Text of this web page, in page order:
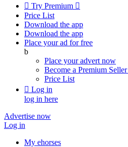
 Try Premium 
Price List
Download the app
Download the app
Place your ad for free
b
Place your advert now
Become a Premium Seller
Price List
 Log in
log in here
Advertise now
Log in
My ehorses